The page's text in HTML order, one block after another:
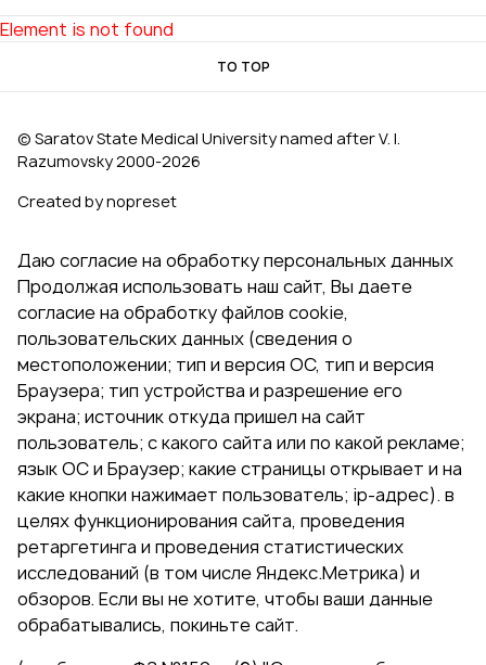
Element is not found
TO TOP
© Saratov State Medical University named after V. I.
Razumovsky 2000‑2026
Created by nopreset
Даю согласие на обработку персональных данных
Продолжая использовать наш сайт, Вы даете
согласие на обработку файлов cookie,
пользовательских данных (сведения о
местоположении; тип и версия ОС, тип и версия
Браузера; тип устройства и разрешение его
экрана; источник откуда пришел на сайт
пользователь; с какого сайта или по какой рекламе;
язык ОС и Браузер; какие страницы открывает и на
какие кнопки нажимает пользователь; ip-адрес). в
целях функционирования сайта, проведения
ретаргетинга и проведения статистических
исследований (в том числе Яндекс.Метрика) и
обзоров. Если вы не хотите, чтобы ваши данные
обрабатывались, покиньте сайт.